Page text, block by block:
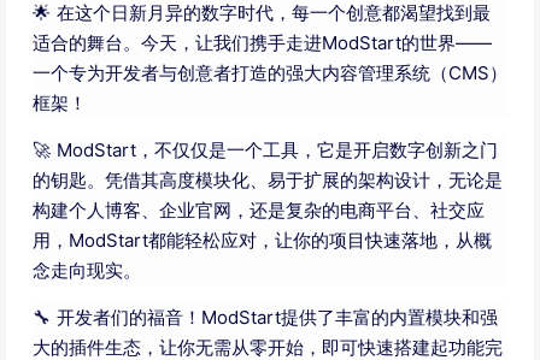
🌟 在这个日新月异的数字时代，每一个创意都渴望找到最
适合的舞台。今天，让我们携手走进ModStart的世界——
一个专为开发者与创意者打造的强大内容管理系统（CMS）
框架！
🚀 ModStart，不仅仅是一个工具，它是开启数字创新之门
的钥匙。凭借其高度模块化、易于扩展的架构设计，无论是
构建个人博客、企业官网，还是复杂的电商平台、社交应
用，ModStart都能轻松应对，让你的项目快速落地，从概
念走向现实。
🔧 开发者们的福音！ModStart提供了丰富的内置模块和强
大的插件生态，让你无需从零开始，即可快速搭建起功能完